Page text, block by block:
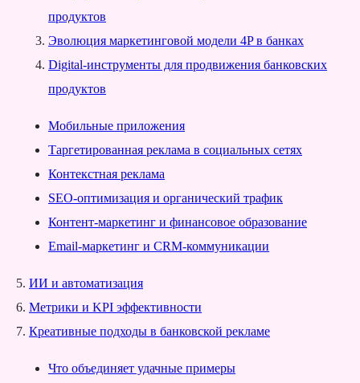
продуктов
Эволюция маркетинговой модели 4P в банках
Digital-инструменты для продвижения банковских
продуктов
Мобильные приложения
Таргетированная реклама в социальных сетях
Контекстная реклама
SEO-оптимизация и органический трафик
Контент-маркетинг и финансовое образование
Email-маркетинг и CRM-коммуникации
5. ИИ и автоматизация
6. Метрики и KPI эффективности
7. Креативные подходы в банковской рекламе
Что объединяет удачные примеры